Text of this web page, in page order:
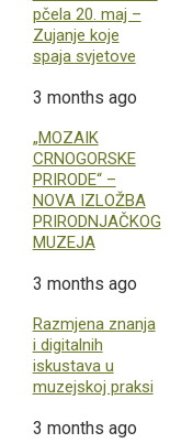
pčela 20. maj –
Zujanje koje
spaja svjetove
3 months ago
„MOZAIK
CRNOGORSKE
PRIRODE“ –
NOVA IZLOŽBA
PRIRODNJAČKOG
MUZEJA
3 months ago
Razmjena znanja
i digitalnih
iskustava u
muzejskoj praksi
3 months ago